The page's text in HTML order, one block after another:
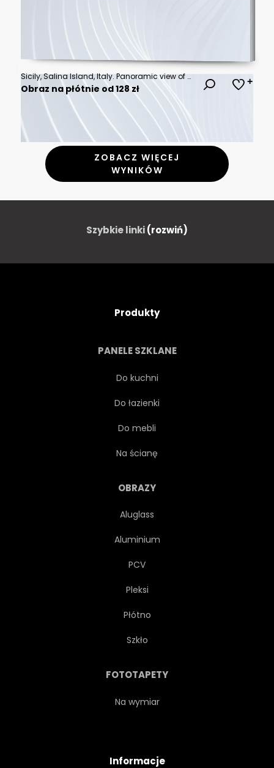
Sicily, Salina Island, Italy. Panoramic view of Stromboli volcano
Obraz na płótnie od 128 zł
ZOBACZ WIĘCEJ
WYNIKÓW
Szybkie linki(rozwiń)
Produkty
PANELE SZKLANE
Do kuchni
Do łazienki
Do mebli
Na ścianę
OBRAZY
Aluglass
Aluminium
PCV
Pleksi
Płótno
Szkło
FOTOTAPETY
Na wymiar
Informacje